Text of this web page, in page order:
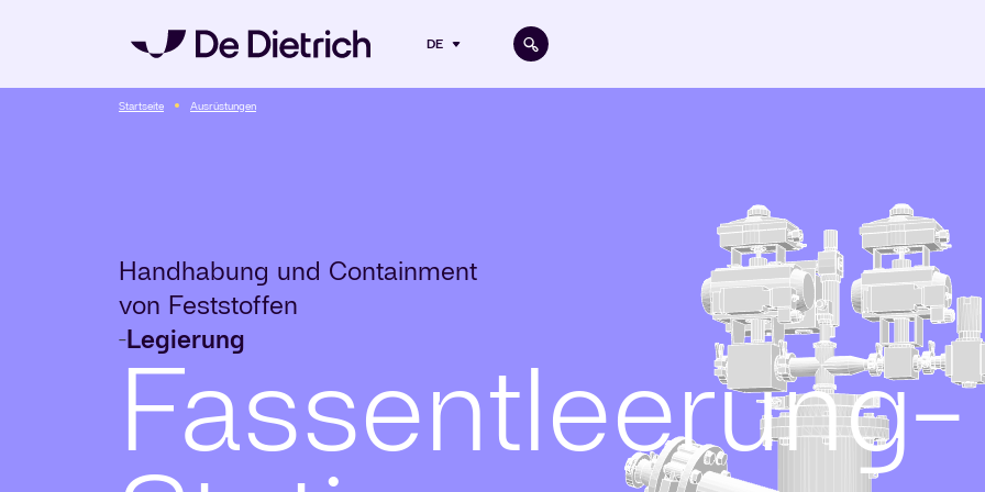
DE
Startseite Ausrüstungen
Handhabung und Containment
von Feststoffen
-Legierung
Fassentleerung-